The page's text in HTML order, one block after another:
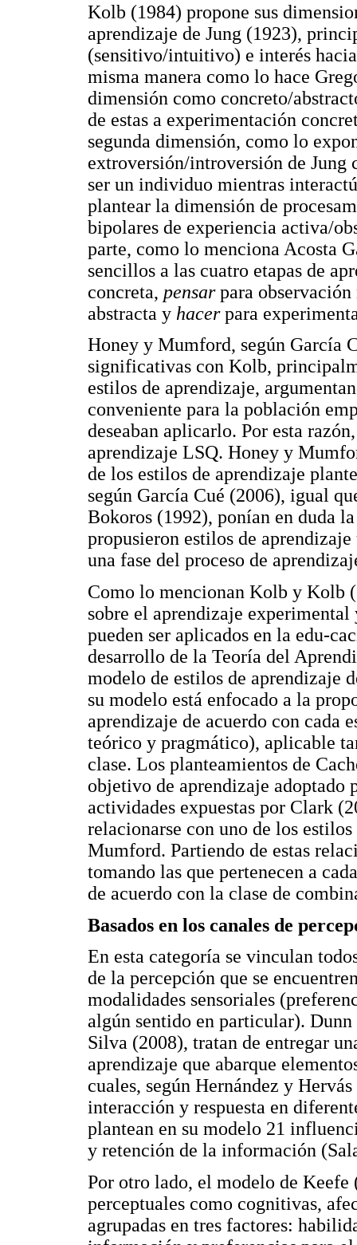
Kolb (1984) propone sus
aprendizaje de Jung (1923),
(sensitivo/intuitivo) e interés
misma manera como lo hace
dimensión como concreto/
de estas a experimentación
segunda dimensión, como lo
extroversión/introversión de Jung
ser un individuo mientras
plantear la dimensión de
bipolares de experiencia activa/
parte, como lo menciona Acosta
sencillos a las cuatro etapas de
concreta, pensarpara
abstracta y hacerpara
Honey y Mumford, según García
significativas con Kolb,
estilos de aprendizaje,
conveniente para la población
deseaban aplicarlo. Por esta
aprendizaje LSQ. Honey y
de los estilos de aprendizaje
según García Cué (2006), igual
Bokoros (1992), ponían en duda
propusieron estilos de
una fase del proceso de
Como lo mencionan Kolb y Kolb
sobre el aprendizaje
pueden ser aplicados en la edu-
desarrollo de la Teoría del
modelo de estilos de aprendizaje
su modelo está enfocado a la
aprendizaje de acuerdo con cada
teórico y pragmático), aplicable
clase. Los planteamientos de
objetivo de aprendizaje
actividades expuestas por Clark
relacionarse con uno de los
Mumford. Partiendo de estas
tomando las que pertenecen a
de acuerdo con la clase de
Basados en los canales de
En esta categoría se vinculan
de la percepción que se
modalidades sensoriales
algún sentido en particular). Dunn
Silva (2008), tratan de entregar
aprendizaje que abarque
cuales, según Hernández y
interacción y respuesta en
plantean en su modelo 21
y retención de la información
Por otro lado, el modelo de Keefe
perceptuales como cognitivas,
agrupadas en tres factores: